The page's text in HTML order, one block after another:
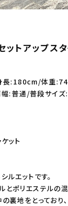
ットアップス
長:180cm/体重
:普通/普段サイズ
ット
ルエットです。
とポリエステルの
裏地をとっており